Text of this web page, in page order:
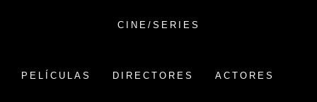
CINE/SERIES
PELÍCULAS DIRECTORES ACTORES
VERSIÓN CHINA